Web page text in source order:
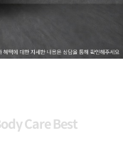
Care Best